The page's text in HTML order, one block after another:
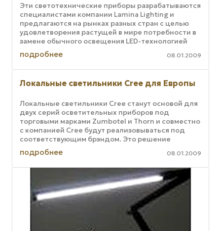
Эти светотехнические приборы разрабатываются
специалистами компании Lamina Lighting и
предлагаются на рынках разных стран с целью
удовлетворения растущей в мире потребности в
замене обычного освещения LED-технологией
общего освещения. Кроме того, ...
подробнее 08.01.2009
Локальные светильники Cree для Европы
Локальные светильники Cree станут основой для
двух серий осветительных приборов под
торговыми марками Zumbotel и Thorn и совместно
с компанией Cree будут реализовываться под
соответствующим брэндом. Это решение
знаменует собой новый уровень ...
подробнее 08.01.2009